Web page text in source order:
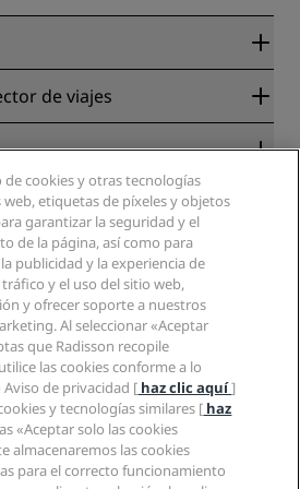
aperturas
Hotels
de viajes
corporativa
de Radisson Rewards
moderna
de cookies y otras tecnologías
web, etiquetas de píxeles y objetos
garantizar la seguridad y el
de la página, así como para
publicidad y la experiencia de
y el uso del sitio web,
y ofrecer soporte a nuestros
Al seleccionar «Aceptar
que Radisson recopile
las cookies conforme a lo
de privacidad [ haz clic aquí]
y tecnologías similares [ haz
«Aceptar solo las cookies
almacenaremos las cookies
para el correcto funcionamiento